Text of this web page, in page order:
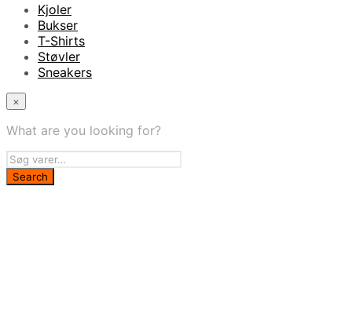
Kjoler
Bukser
T-Shirts
Støvler
Sneakers
×
What are you looking for?